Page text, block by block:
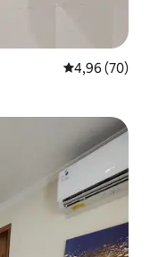
Évaluation
4,96 (70)